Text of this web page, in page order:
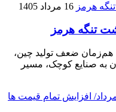
16 مرداد 1405
تنگه هرمز
ضعف تولید چین،
به صنایع کوچک، مسیر